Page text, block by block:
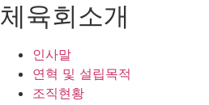
체육회소개
인사말
연혁 및 설립목적
조직현황